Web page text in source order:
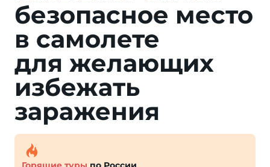
безопасное место
в самолете
для желающих
избежать
заражения